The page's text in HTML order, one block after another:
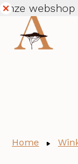
Onze
Dismiss
Home